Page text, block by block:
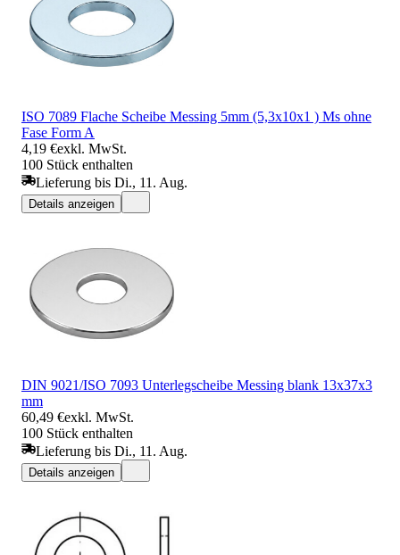
ISO 7089 Flache Scheibe Messing 5mm (5,3x10x1 ) Ms ohne
Fase Form A
4,19 €exkl. MwSt.
100 Stück enthalten
Lieferung bis Di., 11. Aug.
Details anzeigen
DIN 9021/ISO 7093 Unterlegscheibe Messing blank 13x37x3
mm
60,49 €exkl. MwSt.
100 Stück enthalten
Lieferung bis Di., 11. Aug.
Details anzeigen